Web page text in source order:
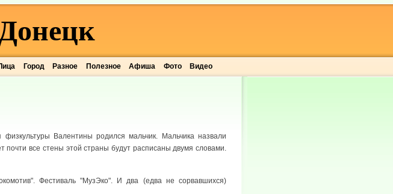
Город Разное Полезное Афиша Фото Видео
Валентины родился мальчик. Мальчика назвали
почти все стены этой страны будут расписаны двумя словами.
Фестиваль "МузЭко". И два (едва не сорвавшихся)